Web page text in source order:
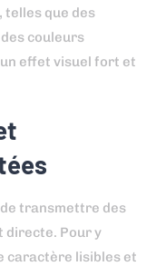
telles que des
couleurs
effet visuel fort et
transmettre des
directe. Pour y
caractère lisibles et